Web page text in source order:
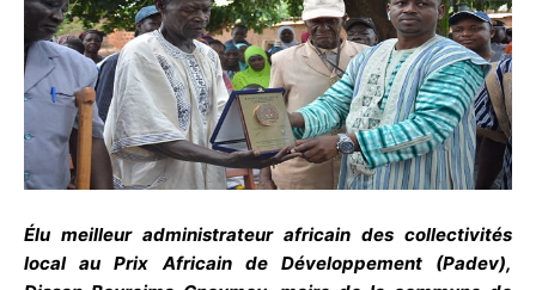
Élu meilleur administrateur africain des collectivités
local au Prix Africain de Développement (Padev),